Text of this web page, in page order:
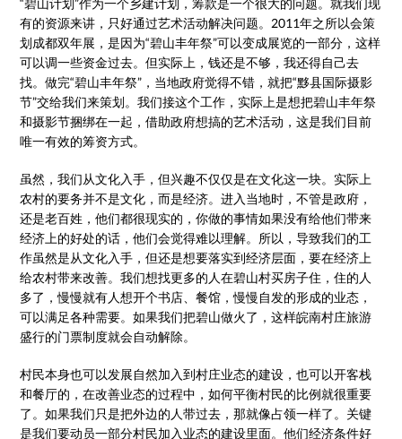
有的资源来讲，只好通过艺术活动解决问题。2011年之所以会策
划成都双年展，是因为“碧山丰年祭”可以变成展览的一部分，这样
可以调一些资金过去。但实际上，钱还是不够，我还得自己去
找。做完“碧山丰年祭”，当地政府觉得不错，就把“黟县国际摄影
节”交给我们来策划。我们接这个工作，实际上是想把碧山丰年祭
和摄影节捆绑在一起，借助政府想搞的艺术活动，这是我们目前
唯一有效的筹资方式。
虽然，我们从文化入手，但兴趣不仅仅是在文化这一块。实际上
农村的要务并不是文化，而是经济。进入当地时，不管是政府，
还是老百姓，他们都很现实的，你做的事情如果没有给他们带来
经济上的好处的话，他们会觉得难以理解。所以，导致我们的工
作虽然是从文化入手，但还是想要落实到经济层面，要在经济上
给农村带来改善。我们想找更多的人在碧山村买房子住，住的人
多了，慢慢就有人想开个书店、餐馆，慢慢自发的形成的业态，
可以满足各种需要。如果我们把碧山做火了，这样皖南村庄旅游
盛行的门票制度就会自动解除。
村民本身也可以发展自然加入到村庄业态的建设，也可以开客栈
和餐厅的，在改善业态的过程中，如何平衡村民的比例就很重要
了。如果我们只是把外边的人带过去，那就像占领一样了。关键
是我们要动员一部分村民加入业态的建设里面。他们经济条件好